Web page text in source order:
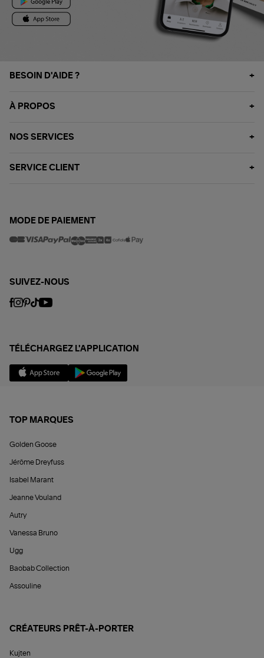
BESOIN D'AIDE ?
À PROPOS
NOS SERVICES
SERVICE CLIENT
MODE DE PAIEMENT
SUIVEZ-NOUS
TÉLÉCHARGEZ L'APPLICATION
TOP MARQUES
Golden Goose
Jérôme Dreyfuss
Isabel Marant
Jeanne Vouland
Autry
Vanessa Bruno
Ugg
Baobab Collection
Assouline
CRÉATEURS PRÊT-À-PORTER
Kujten